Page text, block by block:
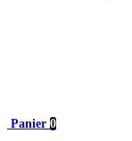
Panier 0